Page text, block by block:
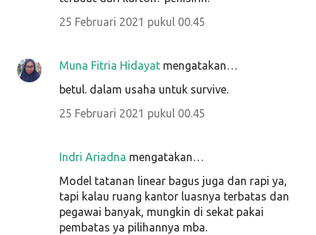
25 Februari 2021 pukul 00.45
Muna Fitria Hidayat mengatakan…
betul. dalam usaha untuk survive.
25 Februari 2021 pukul 00.45
Indri Ariadna mengatakan…
Model tatanan linear bagus juga dan rapi ya,
tapi kalau ruang kantor luasnya terbatas dan
pegawai banyak, mungkin di sekat pakai
pembatas ya pilihannya mba.